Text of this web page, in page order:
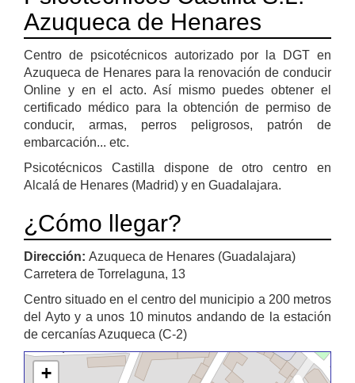
Azuqueca de Henares
Centro de psicotécnicos autorizado por la DGT en
Azuqueca de Henares para la renovación de conducir
Online y en el acto. Así mismo puedes obtener el
certificado médico para la obtención de permiso de
conducir, armas, perros peligrosos, patrón de
embarcación... etc.
Psicotécnicos Castilla dispone de otro centro en
Alcalá de Henares (Madrid) y en Guadalajara.
¿Cómo llegar?
Dirección: Azuqueca de Henares (Guadalajara)
Carretera de Torrelaguna, 13
Centro situado en el centro del municipio a 200 metros
del Ayto y a unos 10 minutos andando de la estación
de cercanías Azuqueca (C-2)
+